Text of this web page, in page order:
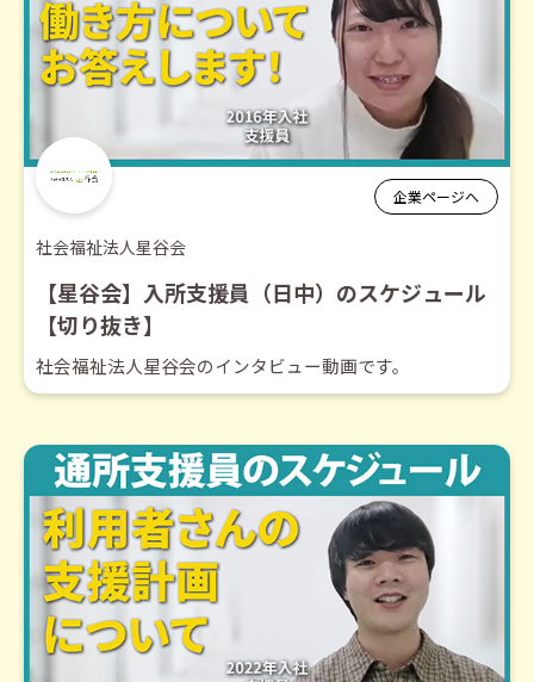
企業ページへ
社会福祉法人星谷会
【星谷会】入所支援員（日中）のスケジュール
【切り抜き】
社会福祉法人星谷会のインタビュー動画です。